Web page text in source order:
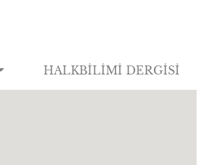
HALKBİLİMİ DERGİSİ